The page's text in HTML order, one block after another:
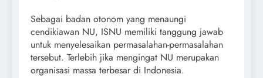
Sebagai badan otonom yang menaungi
cendikiawan NU, ISNU memiliki tanggung jawab
untuk menyelesaikan permasalahan-permasalahan
tersebut. Terlebih jika mengingat NU merupakan
organisasi massa terbesar di Indonesia.